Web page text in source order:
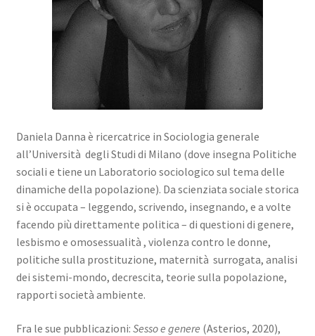
Daniela Danna è ricercatrice in Sociologia generale
all’Università degli Studi di Milano (dove insegna Politiche
sociali e tiene un Laboratorio sociologico sul tema delle
dinamiche della popolazione). Da scienziata sociale storica
si è occupata – leggendo, scrivendo, insegnando, e a volte
facendo più direttamente politica – di questioni di genere,
lesbismo e omosessualità , violenza contro le donne,
politiche sulla prostituzione, maternità surrogata, analisi
dei sistemi-mondo, decrescita, teorie sulla popolazione,
rapporti società ambiente.
Fra le sue pubblicazioni: Sesso e genere (Asterios, 2020),